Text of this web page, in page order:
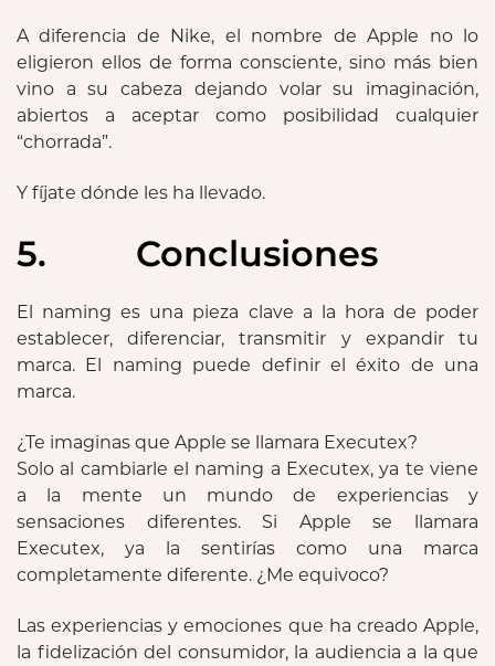
A diferencia de Nike, el nombre de Apple no lo
eligieron ellos de forma consciente, sino más bien
vino a su cabeza dejando volar su imaginación,
abiertos a aceptar como posibilidad cualquier
“chorrada”.
Y fíjate dónde les ha llevado.
5. Conclusiones
El naming es una pieza clave a la hora de poder
establecer, diferenciar, transmitir y expandir tu
marca. El naming puede definir el éxito de una
marca.
¿Te imaginas que Apple se llamara Executex?
Solo al cambiarle el naming a Executex, ya te viene
a la mente un mundo de experiencias y
sensaciones diferentes. Si Apple se llamara
Executex, ya la sentirías como una marca
completamente diferente. ¿Me equivoco?
Las experiencias y emociones que ha creado Apple,
la fidelización del consumidor, la audiencia a la que